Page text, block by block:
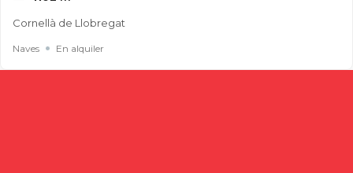
Cornellà de Llobregat
Naves En alquiler